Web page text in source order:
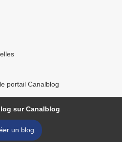
portail Canalblog
sur Canalblog
un blog